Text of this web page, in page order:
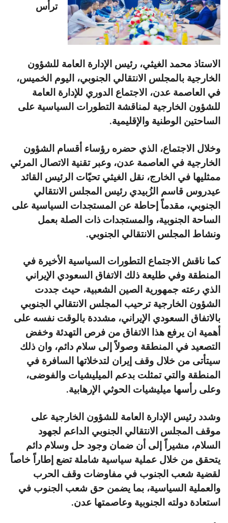
ترأس
الاستاذ محمد الغيثي، رئيس الإدارة العامة للشؤون
الخارجية بالمجلس الانتقالي الجنوبي، اليوم الخميس،
في العاصمة عدن، الاجتماع الدوري للإدارة العامة
للشؤون الخارجية لمناقشة التطورات السياسية على
الساحتين الوطنية والإقليمية.
وخلال الاجتماع، الذي حضره رؤساء أقسام الشؤون
الخارجية في العاصمة عدن، وعبر تقنية الاتصال المرئي
ممثليها في الخارج، نقل الغيثي تحيّات الرئيس القائد
عيدروس قاسم الزُبيدي رئيس المجلس الانتقالي
الجنوبي، مقدماً إحاطة عن المستجدات السياسية على
الساحة الجنوبية، والمستجدات ذات الصلة بعمل
ونشاط المجلس الانتقالي الجنوبي.
كما ناقش الاجتماع التطورات السياسية الأخيرة في
المنطقة وفي طليعة ذلك الاتفاق السعودي الإيراني
الذي رعته جمهورية الصين الشعبية، حيث جددت
الشؤون الخارجية ترحيب المجلس الانتقالي الجنوبي
بالاتفاق السعودي الإيراني، مشددة بالوقت نفسه على
أهمية ان يرفع هذا الاتفاق من فرص التهدئة وخفض
التصعيد في المنطقة وصولاً إلى سلام دائم، وان ذلك
سيتأتى من خلال وقف إيران لتدخلاتها السافرة في
المنطقة والتي تمثلت بدعم الميليشيات والفوضى،
وعلى رأسها ميليشيات الحوثي الإرهابية.
وشدد رئيس الإدارة العامة للشؤون الخارجية على
موقف المجلس الانتقالي الجنوبي الداعم لجهود
السلام، مشيراً إلى أن ضمان وجود حل وسلام دائم
يتحقق من خلال عملية سياسية شاملة تضع إطاراً خاصاً
لقضية شعب الجنوب في مفاوضات وقف الحرب
والعملية السياسية، بما يضمن حق شعب الجنوب في
استعادة دولته الجنوبية وعاصمتها عدن.